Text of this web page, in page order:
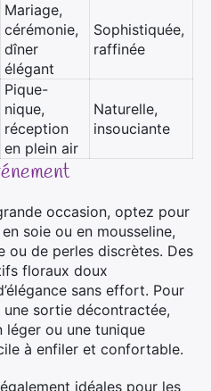
Mariage,
cérémonie,
dîner
élégant
Sophistiquée,
raffinée
Pique-
nique,
réception
en plein air
Naturelle,
insouciante
occasion, optez pour
soie ou en mousseline,
ou de perles discrètes. Des
floraux doux
sans effort. Pour
sortie décontractée,
ou une tunique
à enfiler et confortable.
idéales pour les